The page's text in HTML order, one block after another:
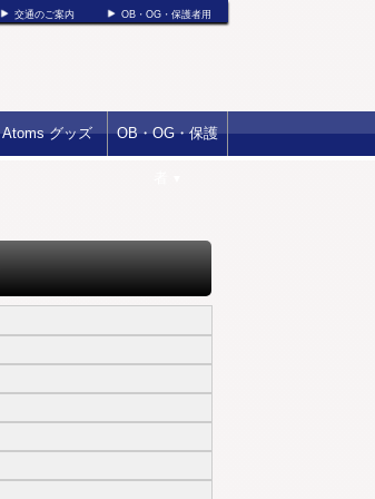
交通のご案内 OB・OG・保護者用
Atoms グッズ OB・OG・保護